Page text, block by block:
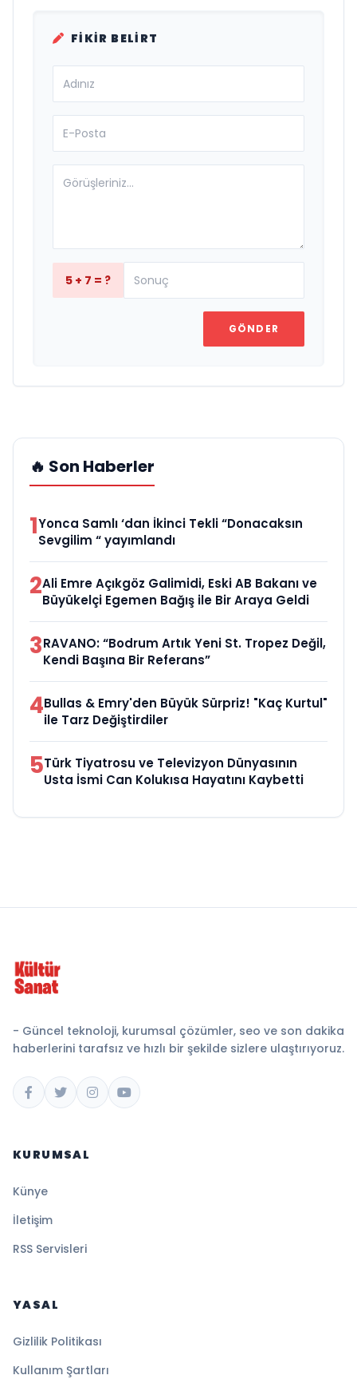
FIKIR BELIRT
5 + 7 = ?
GÖNDER
🔥 Son Haberler
1Yonca Samlı ‘dan İkinci Tekli “Donacaksın
Sevgilim “ yayımlandı
2Ali Emre Açıkgöz Galimidi, Eski AB Bakanı ve
Büyükelçi Egemen Bağış ile Bir Araya Geldi
3RAVANO: “Bodrum Artık Yeni St. Tropez Değil,
Kendi Başına Bir Referans”
4Bullas & Emry'den Büyük Sürpriz! "Kaç Kurtul"
ile Tarz Değiştirdiler
5Türk Tiyatrosu ve Televizyon Dünyasının
Usta İsmi Can Kolukısa Hayatını Kaybetti
- Güncel teknoloji, kurumsal çözümler, seo ve son dakika
haberlerini tarafsız ve hızlı bir şekilde sizlere ulaştırıyoruz.
KURUMSAL
Künye
İletişim
RSS Servisleri
YASAL
Gizlilik Politikası
Kullanım Şartları